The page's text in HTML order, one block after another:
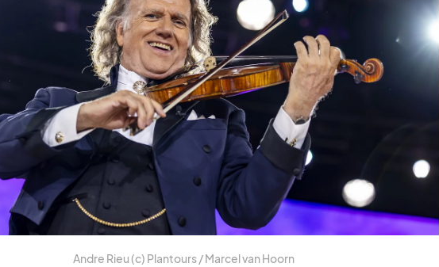
Andre Rieu (c) Plan­tours /​ Mar­cel van Ho­orn